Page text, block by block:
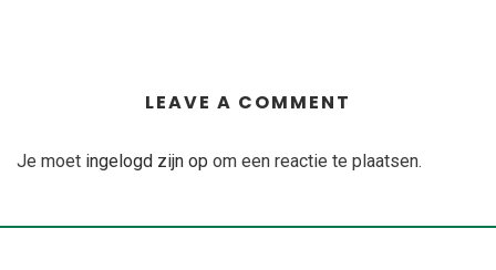
LEAVE A COMMENT
Je moet ingelogd zijn op om een reactie te plaatsen.